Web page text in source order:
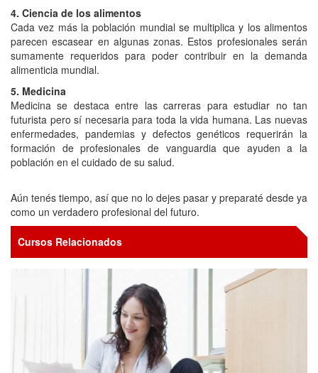
4. Ciencia de los alimentos
Cada vez más la población mundial se multiplica y los alimentos
parecen escasear en algunas zonas. Estos profesionales serán
sumamente requeridos para poder contribuir en la demanda
alimenticia mundial.
5. Medicina
Medicina se destaca entre las carreras para estudiar no tan
futurista pero sí necesaria para toda la vida humana. Las nuevas
enfermedades, pandemias y defectos genéticos requerirán la
formación de profesionales de vanguardia que ayuden a la
población en el cuidado de su salud.
Aún tenés tiempo, así que no lo dejes pasar y preparaté desde ya
como un verdadero profesional del futuro.
Cursos Relacionados